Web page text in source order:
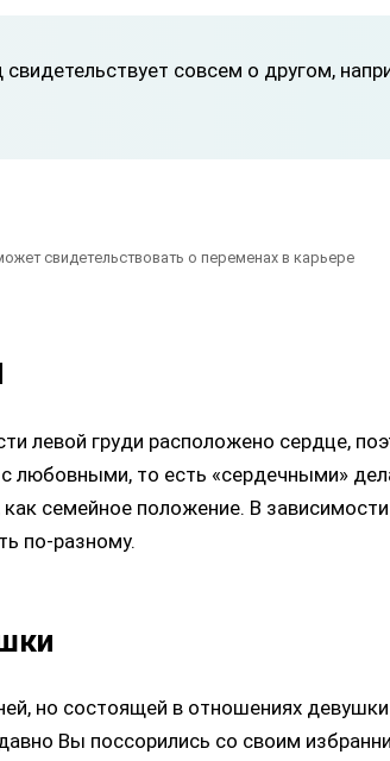
совсем о другом,
свидетельствовать о переменах в карьере
левой груди расположено сердце,
любовными, то есть «сердечными»
семейное положение. В зависимости
по-разному.
но состоящей в отношениях
Вы поссорились со своим